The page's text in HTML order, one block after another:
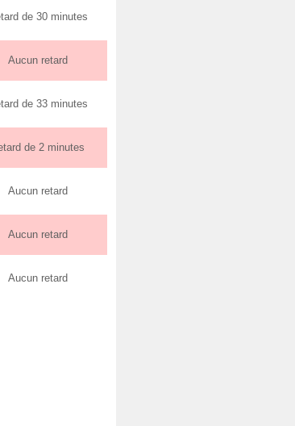
de 30 minutes
Aucun retard
de 33 minutes
de 2 minutes
Aucun retard
Aucun retard
Aucun retard